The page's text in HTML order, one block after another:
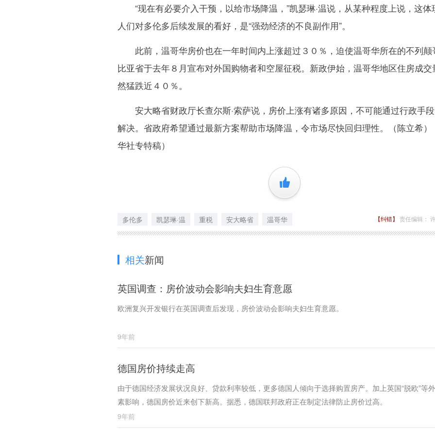
“现在有必要介入干预，以给市场降温，”凯瑟琳·温说，从某种程度上说，这体
人们对多伦多后续发展的看好，是“强劲经济的不良副作用”。
此前，温哥华房价也在一年时间内上涨超过３０％，迫使温哥华所在的不列颠
比亚省于去年８月宣布对外国购物者和空屋征税。新政伊始，温哥华地区住房成交
然猛跌近４０％。
安大略省财政厅长查尔斯·索萨说，房价上涨有诸多原因，不可能通过行政手
解决。省政府希望通过最新方案帮助市场降温，令市场尽快回归理性。（陈立希）
华社专特稿）
+1
多伦多 凯瑟琳·温 重税 安大略省 温哥华 【纠错】 责任编辑：
相关新闻
英国调查：房价波动会影响夫妇生育意愿
欧洲复兴开发银行在英国调查后发现，房价波动会影响夫妇生育意愿。
9年前
德国房价持续走高
由于德国经济发展状况良好、贷款利率较低，更多德国人倾向于选择购置房产。加上英国“脱欧”等
素影响，德国房价近来创下新高。据悉，德国联邦政府正在制定法律防止房价过高。
9年前